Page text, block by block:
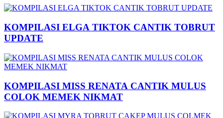
KOMPILASI ELGA TIKTOK CANTIK TOBRUT
UPDATE
KOMPILASI MISS RENATA CANTIK MULUS
COLOK MEMEK NIKMAT